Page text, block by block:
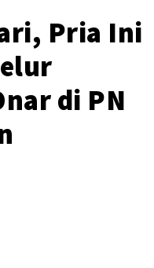
Pria Ini
di PN